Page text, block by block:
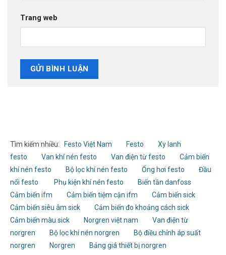
Trang web
Tìm kiếm nhiều: Festo Việt Nam Festo
Xy lanh
festo
Van khí nén festo Van điện từ festo
Cảm biến
khí nén festo
Bộ lọc khí nén festo Ống hơi festo
Đầu
nối festo
Phụ kiện khí nén festo
Biến tần danfoss
Cảm biến ifm
Cảm biến tiệm cận ifm
Cảm biến sick
Cảm biến siêu âm sick
Cảm biến đo khoảng cách sick
Cảm biến màu sick
Norgren việt nam
Van điện từ
norgren
Bộ lọc khí nén norgren
Bộ điều chỉnh áp suất
norgren
Norgren Bảng giá thiết bị norgren